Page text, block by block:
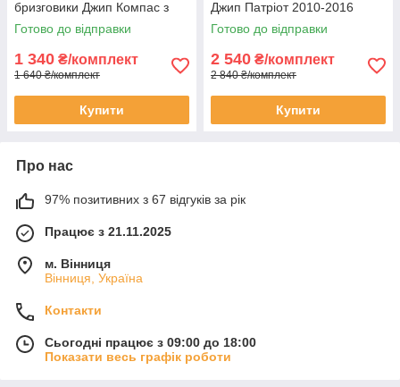
бризговики Джип Компас з
2017+
Готово до відправки
1 340 ₴/комплект
1 640 ₴/комплект
Купити
Джип Патріот 2010-2016
Готово до відправки
2 540 ₴/комплект
2 840 ₴/комплект
Купити
Про нас
97% позитивних з 67 відгуків за рік
Працює з 21.11.2025
м. Вінниця
Вінниця, Україна
Контакти
Сьогодні працює з 09:00 до 18:00
Показати весь графік роботи